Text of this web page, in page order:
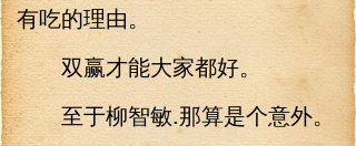
有吃的理由。
双赢才能大家都好。
至于柳智敏.那算是个意外。